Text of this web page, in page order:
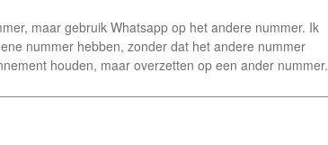
maar gebruik Whatsapp op het andere nummer. Ik
nummer hebben, zonder dat het andere nummer
houden, maar overzetten op een ander nummer.